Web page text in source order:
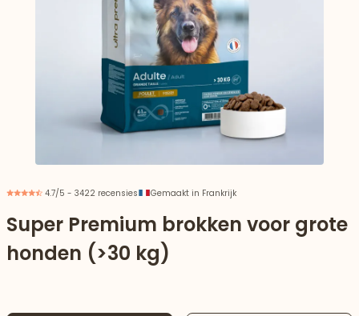
4.7/5 - 3422 recensies Gemaakt in Frankrijk
Super Premium brokken voor grote
honden (>30 kg)